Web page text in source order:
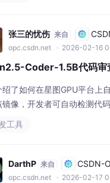
张三的忧伤 来自
opc.csdn.net · 2026-02-16
Coder-1.5B代码审
绍了如何在星图GPU平台上
镜像，开发者可自动检测代
工具
DarthP 来自 CSDN-
opc.csdn.net · 2026-02-17